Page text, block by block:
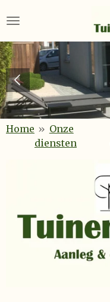
direct
naar
de
hoofdinhoud
Home » Onze
diensten